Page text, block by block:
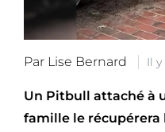
Par Lise Bernard Il y
Un Pitbull attaché à
famille le récupérera